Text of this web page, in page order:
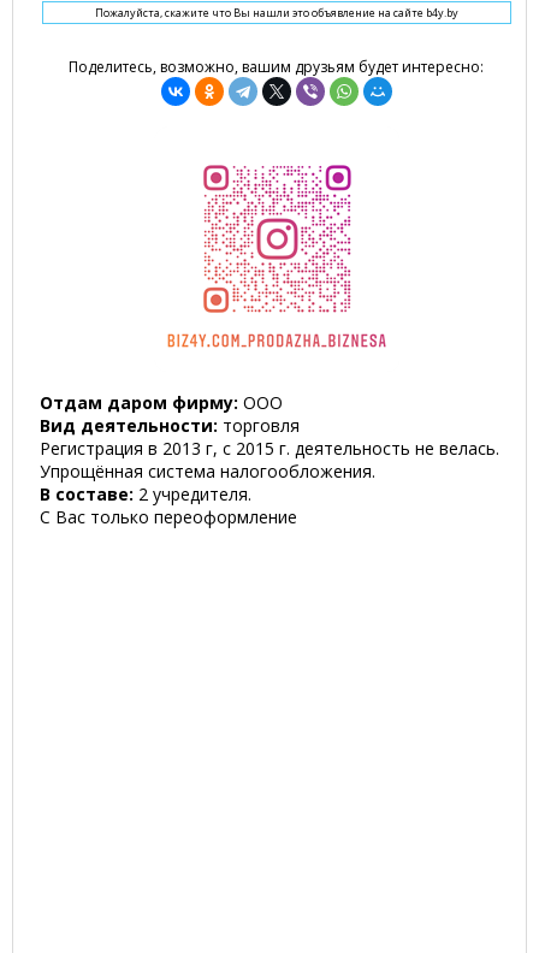
Пожалуйста, скажите что Вы нашли это объявление на сайте b4y.by
Поделитесь, возможно, вашим друзьям будет интересно:
Отдам даром фирму: ООО
Вид деятельности: торговля
Регистрация в 2013 г, с 2015 г. деятельность не велась.
Упрощённая система налогообложения.
В составе: 2 учредителя.
С Вас только переоформление